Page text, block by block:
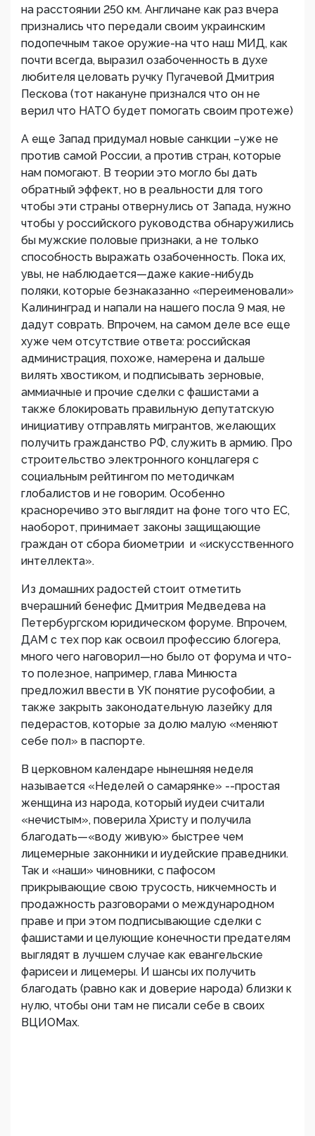
на расстоянии 250 км. Англичане как раз вчера
признались что передали своим украинским
подопечным такое оружие-на что наш МИД, как
почти всегда, выразил озабоченность в духе
любителя целовать ручку Пугачевой Дмитрия
Пескова (тот накануне признался что он не
верил что НАТО будет помогать своим протеже)
А еще Запад придумал новые санкции –уже не
против самой России, а против стран, которые
нам помогают. В теории это могло бы дать
обратный эффект, но в реальности для того
чтобы эти страны отвернулись от Запада, нужно
чтобы у российского руководства обнаружились
бы мужские половые признаки, а не только
способность выражать озабоченность. Пока их,
увы, не наблюдается—даже какие-нибудь
поляки, которые безнаказанно «переименовали»
Калининград и напали на нашего посла 9 мая, не
дадут соврать. Впрочем, на самом деле все еще
хуже чем отсутствие ответа: российская
администрация, похоже, намерена и дальше
вилять хвостиком, и подписывать зерновые,
аммиачные и прочие сделки с фашистами а
также блокировать правильную депутатскую
инициативу отправлять мигрантов, желающих
получить гражданство РФ, служить в армию. Про
строительство электронного концлагеря с
социальным рейтингом по методичкам
глобалистов и не говорим. Особенно
красноречиво это выглядит на фоне того что ЕС,
наоборот, принимает законы защищающие
граждан от сбора биометрии и «искусственного
интеллекта».
Из домашних радостей стоит отметить
вчерашний бенефис Дмитрия Медведева на
Петербургском юридическом форуме. Впрочем,
ДАМ с тех пор как освоил профессию блогера,
много чего наговорил—но было от форума и что-
то полезное, например, глава Минюста
предложил ввести в УК понятие русофобии, а
также закрыть законодательную лазейку для
педерастов, которые за долю малую «меняют
себе пол» в паспорте.
В церковном календаре нынешняя неделя
называется «Неделей о самарянке» --простая
женщина из народа, который иудеи считали
«нечистым», поверила Христу и получила
благодать—«воду живую» быстрее чем
лицемерные законники и иудейские праведники.
Так и «наши» чиновники, с пафосом
прикрывающие свою трусость, никчемность и
продажность разговорами о международном
праве и при этом подписывающие сделки с
фашистами и целующие конечности предателям
выглядят в лучшем случае как евангельские
фарисеи и лицемеры. И шансы их получить
благодать (равно как и доверие народа) близки к
нулю, чтобы они там не писали себе в своих
ВЦИОМах.